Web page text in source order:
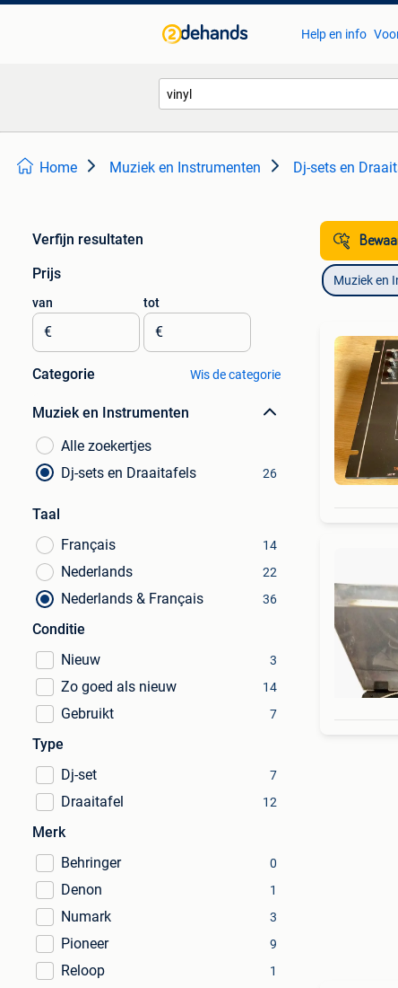
Help en info
Home Muziek en Instrumenten Dj-sets en
Verfijn resultaten
Prijs
van
€
tot
€
Categorie Wis de categorie
Muziek en Instrumenten
Alle zoekertjes
Dj-sets en Draaitafels
26
Taal
Français
14
Nederlands 22
Nederlands & Français 36
Conditie
Nieuw
3
Zo goed als nieuw 14
Gebruikt 7
Type
Dj-set
7
Draaitafel 12
Merk
Behringer
0
Denon 1
Numark 3
Pioneer 9
Reloop 1
Muziek en